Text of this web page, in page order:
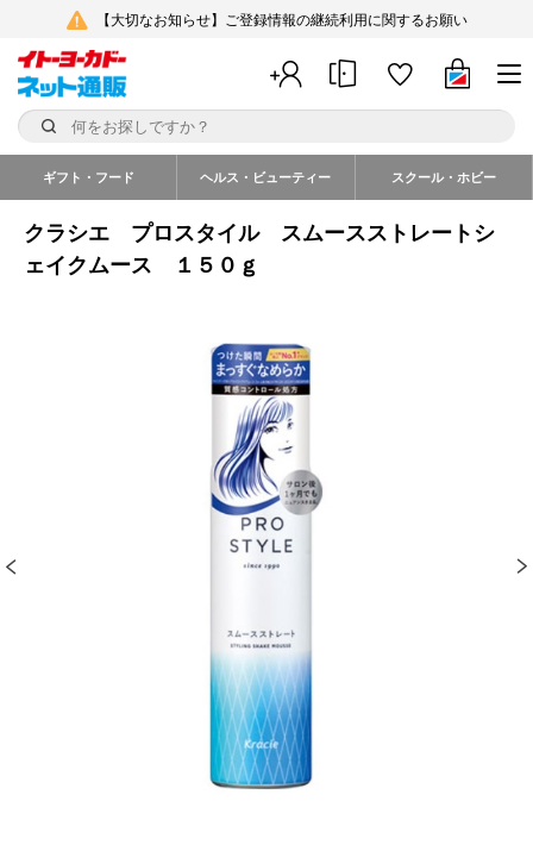
【大切なお知らせ】ご登録情報の継続利用に関するお願い
ギフト・フード ヘルス・ビューティー スクール・ホビー
クラシエ プロスタイル スムースストレートシ
ェイクムース １５０ｇ